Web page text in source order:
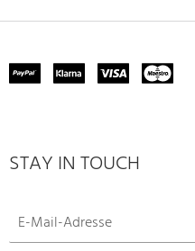
STAY IN TOUCH